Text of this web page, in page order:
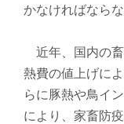
かなければなら
近年、国内の
熱費の値上げに
らに豚熱や鳥イ
により、家畜防